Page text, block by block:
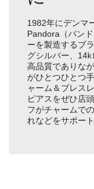
1982年にデンマ
Pandora（パン
ーを製造するブ
グシルバー、
高品質でありな
がひとつひとつ
ャーム＆ブレス
ピアスをぜひ店
フがチャームで
れなどをサポー